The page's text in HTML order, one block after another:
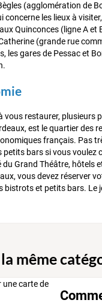
(agglomération de
concerne les lieux à
Quinconces (ligne A et
(grande rue
les gares de Pessac et
vous restaurer, plusieurs
est le quartier des
français. Pas
bars si vous voulez
du Grand Théâtre, hôtels
vous devez réserver
bistrots et petits bars. Le
même